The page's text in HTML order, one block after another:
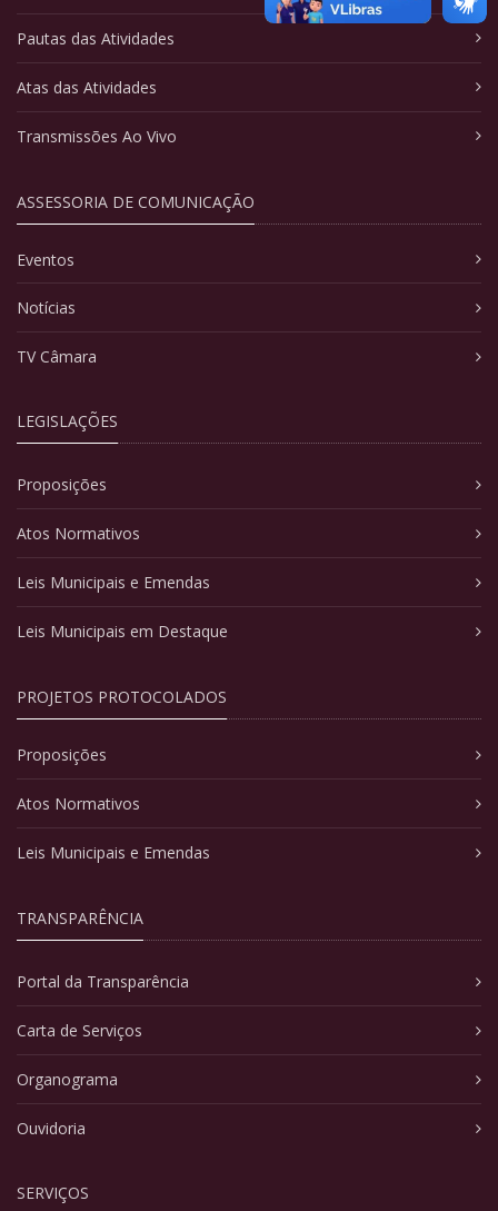
Pautas das Atividades
Atas das Atividades
Transmissões Ao Vivo
ASSESSORIA DE COMUNICAÇÃO
Eventos
Notícias
TV Câmara
LEGISLAÇÕES
Proposições
Atos Normativos
Leis Municipais e Emendas
Leis Municipais em Destaque
PROJETOS PROTOCOLADOS
Proposições
Atos Normativos
Leis Municipais e Emendas
TRANSPARÊNCIA
Portal da Transparência
Carta de Serviços
Organograma
Ouvidoria
SERVIÇOS